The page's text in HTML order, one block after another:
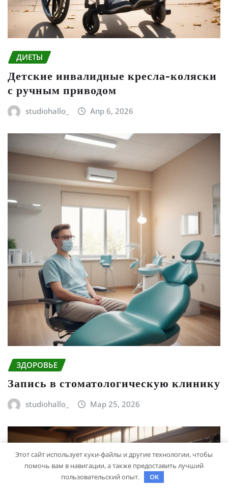
ДИЕТЫ
Детские инвалидные кресла-коляски
с ручным приводом
studiohallo_ Апр 6, 2026
ЗДОРОВЬЕ
Запись в стоматологическую клинику
studiohallo_ Мар 25, 2026
Этот сайт использует куки-файлы и другие технологии, чтобы
помочь вам в навигации, а также предоставить лучший
пользовательский опыт.
OK